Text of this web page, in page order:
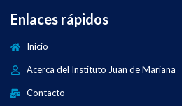
Enlaces rápidos
Inicio
Acerca del Instituto Juan de Mariana
Contacto